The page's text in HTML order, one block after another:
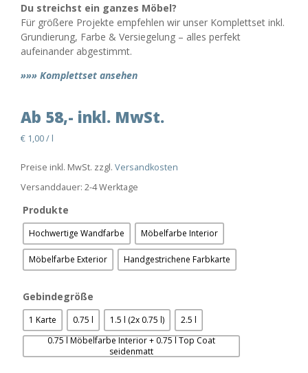
Du streichst ein ganzes Möbel?
Für größere Projekte empfehlen wir unser Komplettset inkl.
Grundierung, Farbe & Versiegelung – alles perfekt
aufeinander abgestimmt.
»»» Komplettset ansehen
Ab 58,- inkl. MwSt.
€ 1,00/ l
Preise inkl. MwSt. zzgl. Versandkosten
Versanddauer: 2-4 Werktage
Produkte
Hochwertige Wandfarbe Möbelfarbe Interior
Möbelfarbe Exterior Handgestrichene Farbkarte
Gebindegröße
1 Karte 0.75 l 1.5 l (2x 0.75 l)
2.5 l
0.75 l Möbelfarbe Interior + 0.75 l Top Coat
seidenmatt